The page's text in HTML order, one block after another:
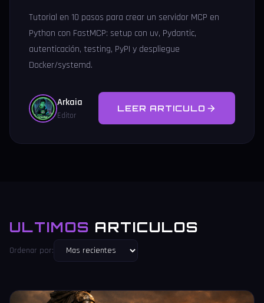
Tutorial en 10 pasos para crear un servidor MCP en
Python con FastMCP: setup con uv, Pydantic,
autenticación, testing, PyPI y despliegue
Docker/systemd.
Arkaia
Editor
LEER ARTICULO
ULTIMOS ARTICULOS
Ordenar por: